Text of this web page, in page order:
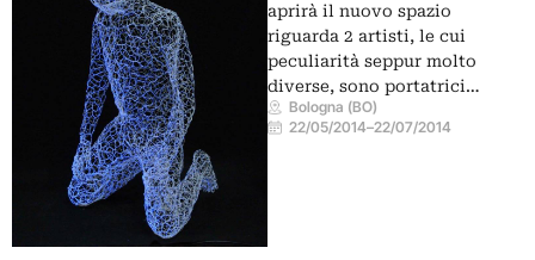
aprirà il nuovo spazio
riguarda 2 artisti, le cui
peculiarità seppur molto
diverse, sono portatrici…
Bologna (BO)
22/05/2014–22/07/2014